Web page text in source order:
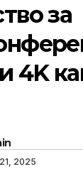
за
4K
2025